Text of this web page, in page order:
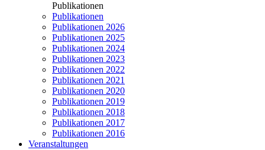
Publikationen
Publikationen
Publikationen 2026
Publikationen 2025
Publikationen 2024
Publikationen 2023
Publikationen 2022
Publikationen 2021
Publikationen 2020
Publikationen 2019
Publikationen 2018
Publikationen 2017
Publikationen 2016
Veranstaltungen